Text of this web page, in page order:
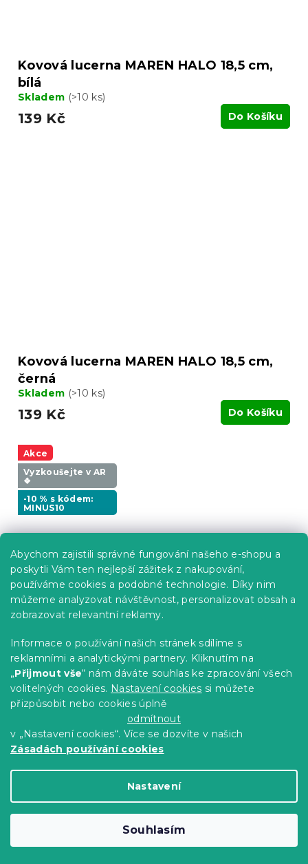
Abychom zajistili správné fungování našeho e-shopu a
poskytli Vám ten nejlepší zážitek z nakupování,
používáme cookies a podobné technologie. Díky nim
můžeme analyzovat návštěvnost, personalizovat obsah a
zobrazovat relevantní reklamy.
Informace o používání našich stránek sdílíme s
reklamními a analytickými partnery. Kliknutím na
„Přijmout vše“ nám dáváte souhlas ke zpracování všech
volitelných cookies. Nastavení cookies si můžete
přizpůsobit nebo cookies úplně
odmítnout
v „Nastavení cookies“. Více se dozvíte v našich
Zásadách používání cookies
Nastavení
Souhlasím
Kovová lucerna MAREN HALO 18,5 cm,
bílá
Skladem (>10 ks)
139 Kč Do Košíku
Kovová lucerna MAREN HALO 18,5 cm,
černá
Skladem (>10 ks)
139 Kč Do Košíku
Akce
Vyzkoušejte v AR
❖
-10 % s kódem:
MINUS10
Plastová židle TREGO, bílá
Skladem(>10 ks)
469 Kč Do Košíku